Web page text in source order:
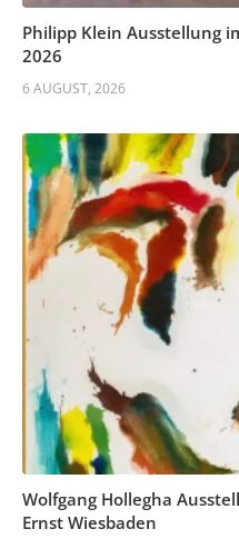
Philipp Klein Ausstellung
2026
6 AUGUST, 2026
Wolfgang Hollegha
Ernst Wiesbaden